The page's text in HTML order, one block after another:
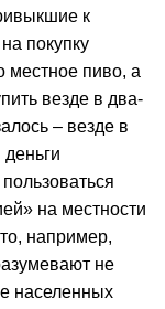
к
покупку
местное пиво, а
везде в два-
– везде в
на местности
например,
не
населенных